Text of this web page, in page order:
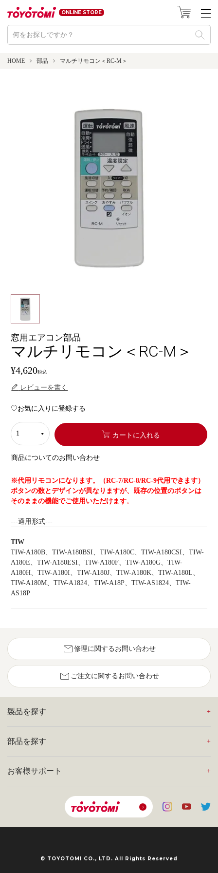
ONLINE STORE
HOME 部品 マルチリモコン＜RC-M＞
窓用エアコン部品
マルチリモコン＜RC-M＞
¥4,620税込
レビューを書く
お気に入りに登録する
カートに入れる
商品についてのお問い合わせ
※代用リモコンになります。（RC-7/RC-8/RC-9代用できます）
ボタンの数とデザインが異なりますが、既存の位置のボタンは
そのままの機能でご使用いただけます。
---適用形式---
TIW
TIW-A180B、TIW-A180BSI、TIW-A180C、TIW-A180CSI、TIW-
A180E、TIW-A180ESI、TIW-A180F、TIW-A180G、TIW-
A180H、TIW-A180I、TIW-A180J、TIW-A180K、TIW-A180L、
TIW-A180M、TIW-A1824、TIW-A18P、TIW-AS1824、TIW-
AS18P
mail 修理に関するお問い合わせ
mail ご注文に関するお問い合わせ
製品を探す
部品を探す
お客様サポート
© TOYOTOMI CO., LTD. All Rights Reserved